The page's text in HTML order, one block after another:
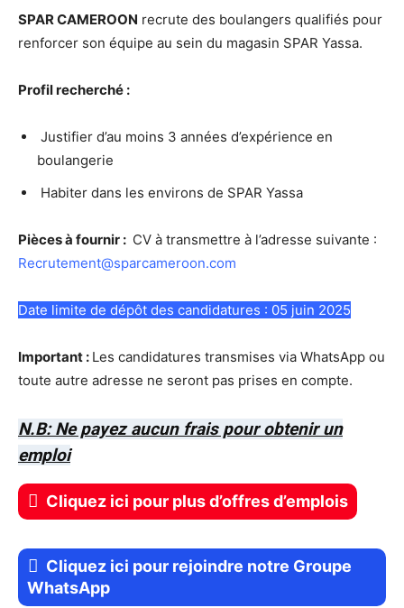
SPAR CAMEROON recrute des boulangers qualifiés pour
renforcer son équipe au sein du magasin SPAR Yassa.
Profil recherché :
Justifier d’au moins 3 années d’expérience en
boulangerie
Habiter dans les environs de SPAR Yassa
Pièces à fournir : CV à transmettre à l’adresse suivante :
Recrutement@sparcameroon.com
Date limite de dépôt des candidatures : 05 juin 2025
Important : Les candidatures transmises via WhatsApp ou
toute autre adresse ne seront pas prises en compte.
N.B: Ne payez aucun frais pour obtenir un
emploi
Cliquez ici pour plus d’offres d’emplois
Cliquez ici pour rejoindre notre Groupe
WhatsApp